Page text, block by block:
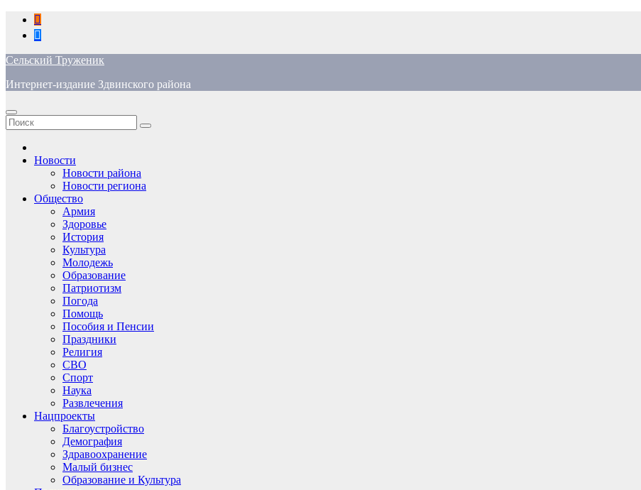
Перейти
содержимому
Сельский Труженик
Интернет-издание Здвинского района
Новости
Новости района
Новости региона
Общество
Армия
Здоровье
История
Культура
Молодежь
Образование
Патриотизм
Погода
Помощь
Пособия и Пенсии
Праздники
Религия
СВО
Спорт
Наука
Развлечения
Нацпроекты
Благоустройство
Демография
Здравоохранение
Малый бизнес
Образование и Культура